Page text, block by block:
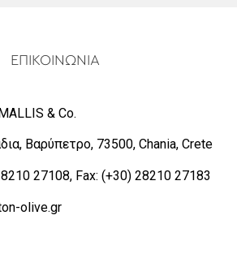
ΕΠΙΚΟΙΝΩΝΙΑ
& Co.
Βαρύπετρο, 73500, Chania, Crete
27108, Fax: (+30) 28210 27183
olive.gr